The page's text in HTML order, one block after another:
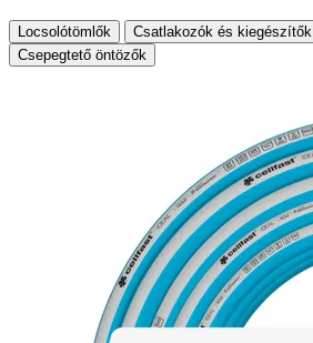
Locsolótömlők Csatlakozók és kiegészítők
Csepegtető öntözők